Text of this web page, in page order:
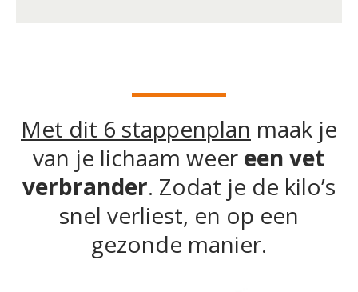
Met dit 6 stappenplan maak je
van je lichaam weer een vet
verbrander. Zodat je de kilo’s
snel verliest, en op een
gezonde manier.